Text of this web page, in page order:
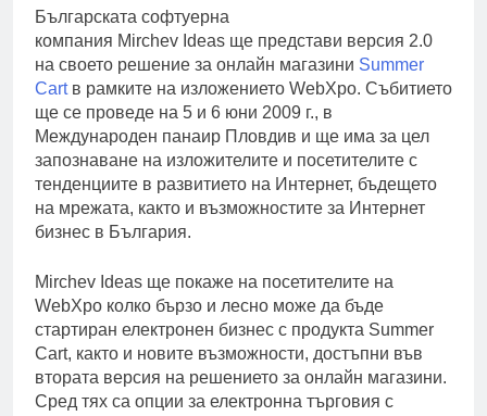
Българската софтуерна
компания Mirchev Ideas ще представи версия 2.0
на своето решение за онлайн магазини Summer
Cartв рамките на изложението WebXpo. Събитието
ще се проведе на 5 и 6 юни 2009 г., в
Международен панаир Пловдив и ще има за цел
запознаване на изложителите и посетителите с
тенденциите в развитието на Интернет, бъдещето
на мрежата, както и възможностите за Интернет
бизнес в България.
Mirchev Ideas ще покаже на посетителите на
WebXpo колко бързо и лесно може да бъде
стартиран електронен бизнес с продукта Summer
Cart, както и новите възможности, достъпни във
втората версия на решението за онлайн магазини.
Сред тях са опции за електронна търговия с